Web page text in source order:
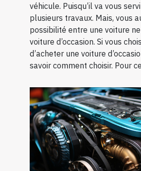
véhicule. Puisqu’il va vous
plusieurs travaux. Mais, vous
possibilité entre une voiture
voiture d’occasion. Si vous
d’acheter une voiture
savoir comment choisir. Pour